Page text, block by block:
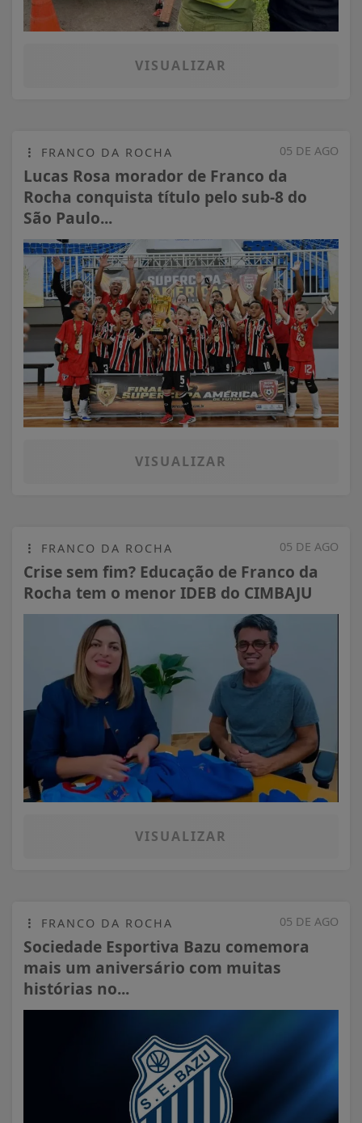
VISUALIZAR
05 DE AGO
FRANCO DA ROCHA
Lucas Rosa morador de Franco da
Rocha conquista título pelo sub-8 do
São Paulo...
VISUALIZAR
05 DE AGO
FRANCO DA ROCHA
Crise sem fim? Educação de Franco da
Rocha tem o menor IDEB do CIMBAJU
VISUALIZAR
05 DE AGO
FRANCO DA ROCHA
Sociedade Esportiva Bazu comemora
mais um aniversário com muitas
histórias no...